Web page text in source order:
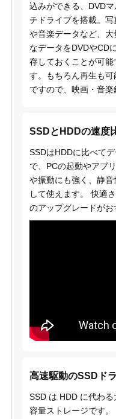
込みができる、DVDマ
チドライブを搭載。写
や音楽データなど、大
なデータをDVDやCD
存しておくことが可能
す。もちろん再生も可
ですので、映画・音楽
SSDとHDDの速度
SSDはHDDに比べて
で、PCの起動やアプ
や振動にも強く、静
して使えます。 快適
のアップグレードがお
高速駆動のSSDド
SSD は HDD に代わる
容量ストレージです。